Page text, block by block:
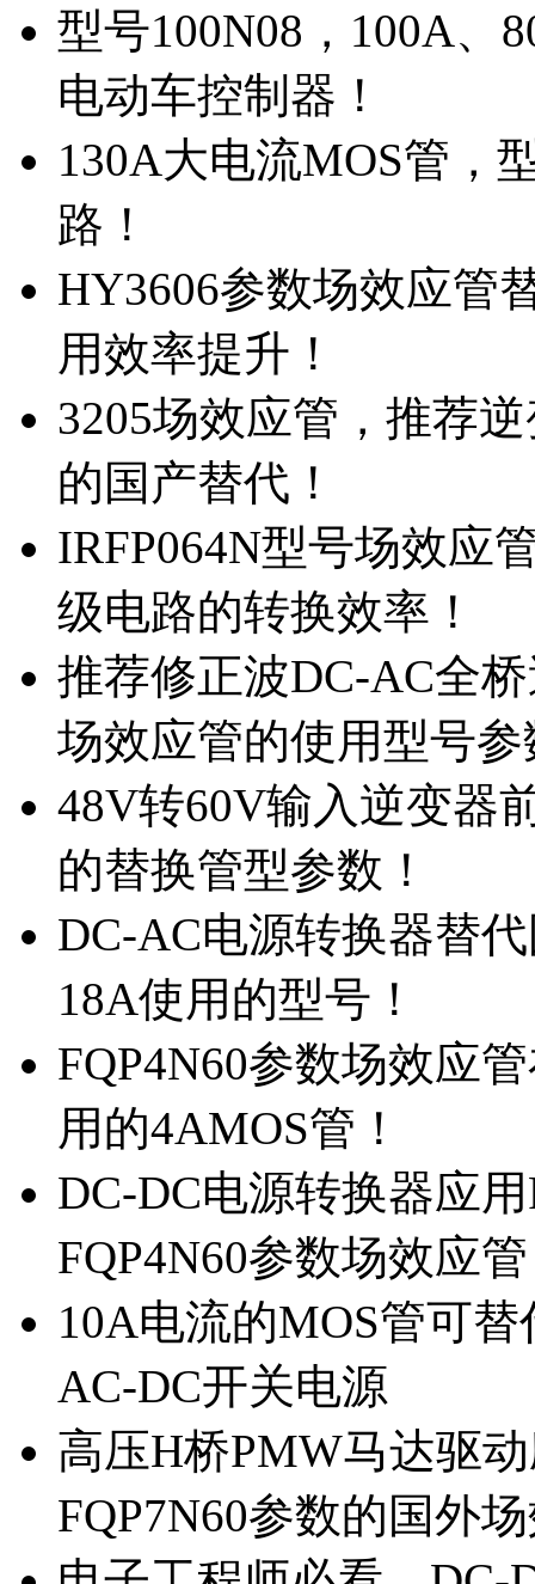
型号100N08，100A、
电动车控制器！
130A大电流MOS管，
路！
HY3606参数场效应管
用效率提升！
3205场效应管，推荐
的国产替代！
IRFP064N型号场效应
级电路的转换效率！
推荐修正波DC-AC全
场效应管的使用型号参
48V转60V输入逆变器
的替换管型参数！
DC-AC电源转换器替
18A使用的型号！
FQP4N60参数场效应
用的4AMOS管！
DC-DC电源转换器应
FQP4N60参数场效应
10A电流的MOS管可
AC-DC开关电源
高压H桥PMW马达驱
FQP7N60参数的国外